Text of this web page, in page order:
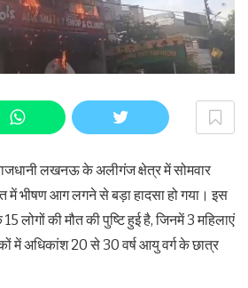
लखनऊ के अलीगंज क्षेत्र में सोमवार
में भीषण आग लगने से बड़ा हादसा हो गया। इस
लोगों की मौत की पुष्टि हुई है, जिनमें 3 महिलाएं
में अधिकांश 20 से 30 वर्ष आयु वर्ग के छात्र